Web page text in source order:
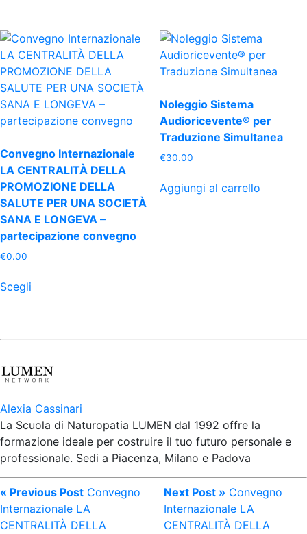
€453.00
varianti.
Le
opzioni
possono
essere
scelte
pagina
del
prodotto
opzioni
possono
essere
nella
pagina
del
prodotto
Convegno Internazionale
LA CENTRALITÀ DELLA
PROMOZIONE DELLA
SALUTE PER UNA SOCIETÀ
SANA E LONGEVA –
partecipazione convegno
€0.00
Scegli
varianti.
opzioni
essere
scelte
nella
pagina
prodotto
Noleggio Sistema
Audioricevente® per
Traduzione Simultanea
€30.00
Aggiungi al carrello
Alexia Cassinari
La Scuola di Naturopatia LUMEN dal 1992 offre la
formazione ideale per costruire il tuo futuro personale e
professionale. Sedi a Piacenza, Milano e Padova
« Previous Post Convegno
Internazionale LA
CENTRALITÀ DELLA
Next Post » Convegno
Internazionale LA
CENTRALITÀ DELLA